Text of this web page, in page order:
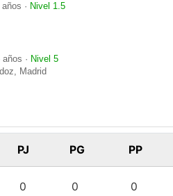
· Nivel 1.5
· Nivel 5
Madrid
PJ PG PP
0 0 0